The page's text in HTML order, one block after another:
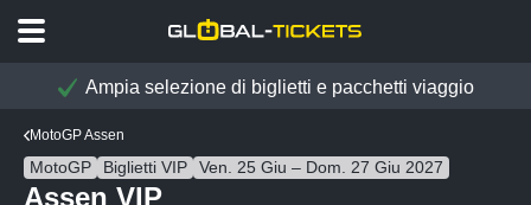
Ampia selezione di biglietti e pacchetti viaggio
MotoGP Assen
MotoGP Biglietti VIP Ven. 25 Giu – Dom. 27 Giu 2027
Assen VIP